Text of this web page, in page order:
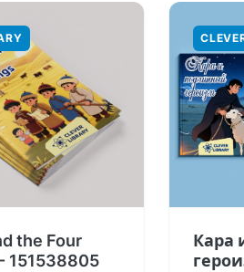
the Four
151538805
Кара